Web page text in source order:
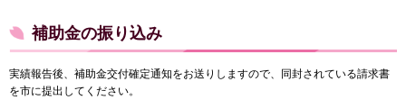
補助金の振り込み
実績報告後、補助金交付確定通知をお送りしますので、同封されている請求書
を市に提出してください。